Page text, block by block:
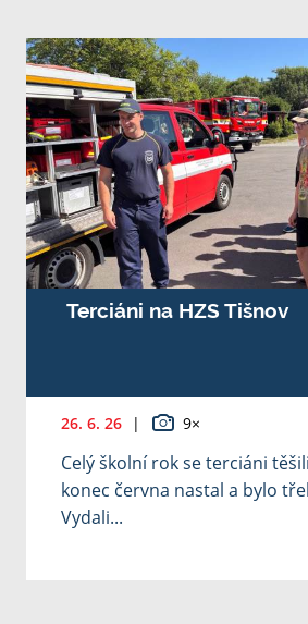
Terciáni na HZS Tišnov
26. 6. 26 | 9×
Celý školní rok se terciáni
konec června nastal a bylo
Vydali...